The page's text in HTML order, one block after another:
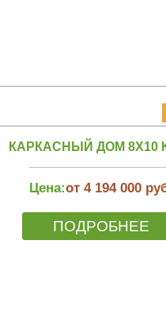
КАРКАСНЫЙ ДОМ 8Х10
Цена:от 4 194 000
ПОДРОБНЕЕ